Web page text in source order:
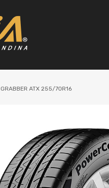
GRABBER ATX 255/70R16